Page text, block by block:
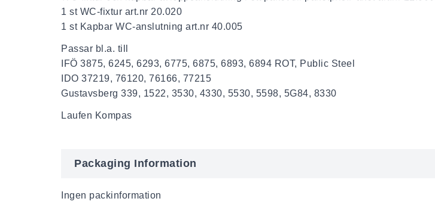
1 st WC-fixtur art.nr 20.020
1 st Kapbar WC-anslutning art.nr 40.005
Passar bl.a. till
IFÖ 3875, 6245, 6293, 6775, 6875, 6893, 6894 ROT, Public Steel
IDO 37219, 76120, 76166, 77215
Gustavsberg 339, 1522, 3530, 4330, 5530, 5598, 5G84, 8330
Laufen Kompas
Packaging Information
Ingen packinformation